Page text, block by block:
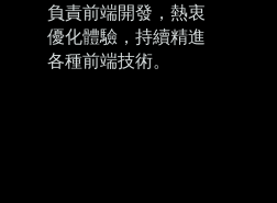
負責前端開發，熱衷
優化體驗，持續精進
各種前端技術。